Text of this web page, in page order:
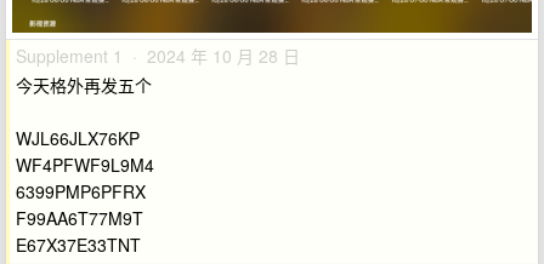
Supplement 1 · 2024 年 10 月 28 日
今天格外再发五个
WJL66JLX76KP
WF4PFWF9L9M4
6399PMP6PFRX
F99AA6T77M9T
E67X37E33TNT